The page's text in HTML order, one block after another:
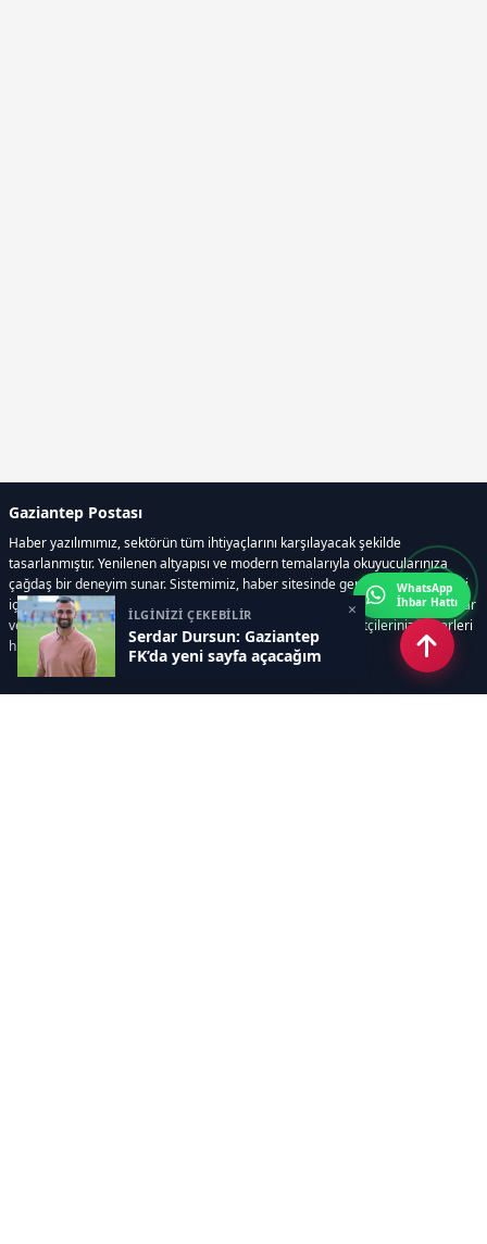
İLGİNİZİ ÇEKEBİLİR
Serdar Dursun: Gaziantep
FK’da yeni sayfa açacağım
×
Gaziantep Postası
Haber yazılımımız, sektörün tüm ihtiyaçlarını karşılayacak şekilde
tasarlanmıştır. Yenilenen altyapısı ve modern temalarıyla okuyucularınıza
çağdaş bir deneyim sunar. Sistemimiz, haber sitesinde gerekli tüm modülleri
içerir. Siz içerik üretmeye odaklanırken, yazılımımız zamandan tasarruf sağlar
ve süreçlerinizi kolaylaştırır. Etkili arayüzü sayesinde ziyaretçileriniz haberleri
hızlı ve keyifle takip edebilir.
WhatsApp
İhbar Hattı